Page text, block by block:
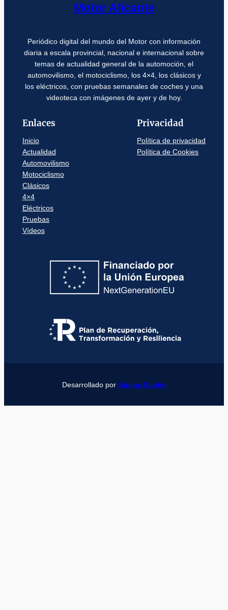
Motor Alicante
Periódico digital del mundo del Motor con información
diaria a escala provincial, nacional e internacional sobre
temas de actualidad general de la automoción, el
automovilismo, el motociclismo, los 4×4, los clásicos y
los eléctricos, con pruebas semanales de coches y una
videoteca con imágenes de ayer y de hoy.
Enlaces
Inicio
Actualidad
Automovilismo
Motociclismo
Clásicos
4×4
Eléctricos
Pruebas
Vídeos
Privacidad
Política de privacidad
Política de Cookies
Desarrollado por Girona Studio